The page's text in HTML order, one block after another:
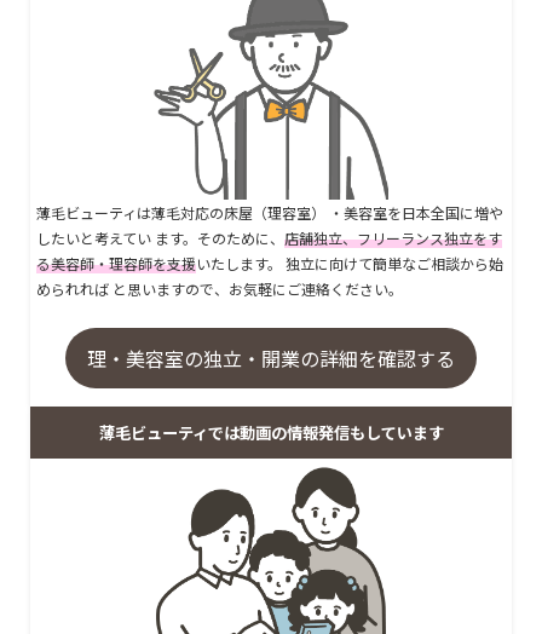
薄毛ビューティは薄毛対応の床屋（理容室） ・美容室を日本全国に増や
したいと考えてい ます。そのために、 店舗独立、フリーランス独立をす
る美容師・理容師を支援いたします。 独立に向けて簡単なご相談から始
められれば と思いますので、お気軽にご連絡ください。
理・美容室の独立・開業の詳細を確認する
薄毛ビューティでは動画の情報発信もしています